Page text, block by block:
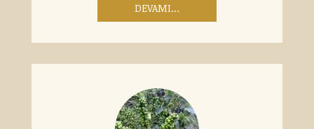
DEVAMI…